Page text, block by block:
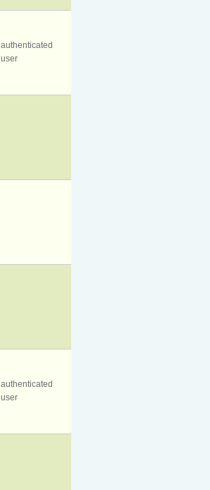
authenticated
user
authenticated
user